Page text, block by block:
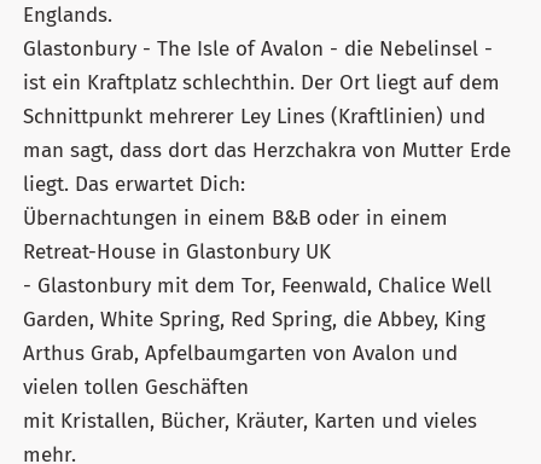
Englands.
Glastonbury - The Isle of Avalon - die Nebelinsel -
ist ein Kraftplatz schlechthin. Der Ort liegt auf dem
Schnittpunkt mehrerer Ley Lines (Kraftlinien) und
man sagt, dass dort das Herzchakra von Mutter Erde
liegt. Das erwartet Dich:
Übernachtungen in einem B&B oder in einem
Retreat-House in Glastonbury UK
- Glastonbury mit dem Tor, Feenwald, Chalice Well
Garden, White Spring, Red Spring, die Abbey, King
Arthus Grab, Apfelbaumgarten von Avalon und
vielen tollen Geschäften
mit Kristallen, Bücher, Kräuter, Karten und vieles
mehr.